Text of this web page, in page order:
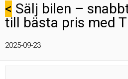
< Sälj bilen –
till bästa pris med
2025-09-23